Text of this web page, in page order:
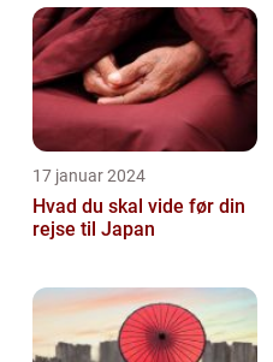
17 januar 2024
Hvad du skal vide før din
rejse til Japan